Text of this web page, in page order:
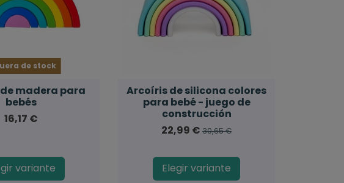
de stock
madera para
bebés
16,17 €
variante
Arcoíris de silicona colores
para bebé - juego de
construcción
22,99 €30,65 €
Elegir variante